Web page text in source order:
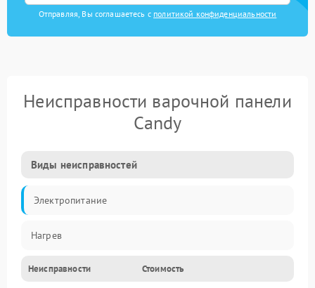
Отправляя, Вы соглашаетесь с политикой конфиденциальности
Неисправности варочной панели
Candy
Виды неисправностей
Электропитание
Нагрев
Неисправности Стоимость